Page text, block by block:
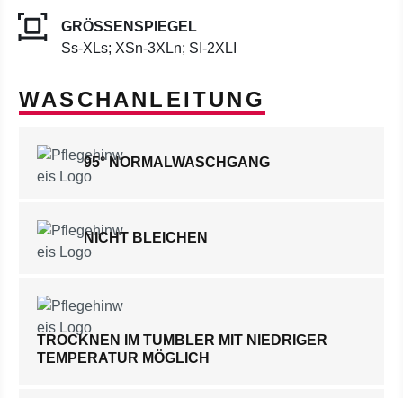
GRÖSSENSPIEGEL
Ss-XLs; XSn-3XLn; SI-2XLI
WASCHANLEITUNG
95° NORMALWASCHGANG
NICHT BLEICHEN
TROCKNEN IM TUMBLER MIT NIEDRIGER
TEMPERATUR MÖGLICH